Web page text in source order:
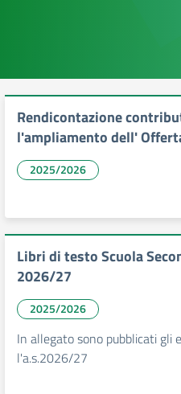
Rendicontazione
l'ampliamento dell'
2025/2026
Libri di testo Scuola
2026/27
2025/2026
In allegato sono pubblicati gli
l'a.s.2026/27